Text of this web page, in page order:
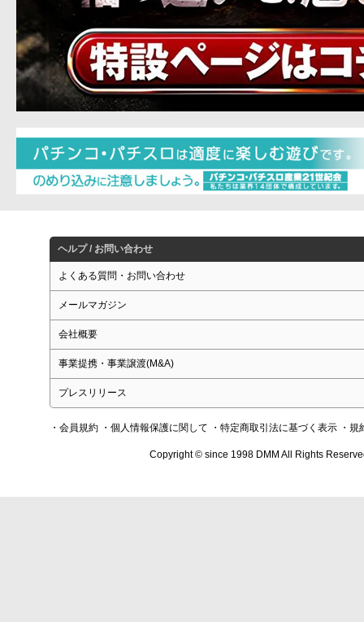
ヘルプ / お問い合わせ
よくある質問・お問い合わせ
メールマガジン
会社概要
事業提携・事業譲渡(M&A)
プレスリリース
・会員規約 ・個人情報保護に関して ・特定商取引法に基づく表示 ・規
Copyright © since 1998 DMM All Rights